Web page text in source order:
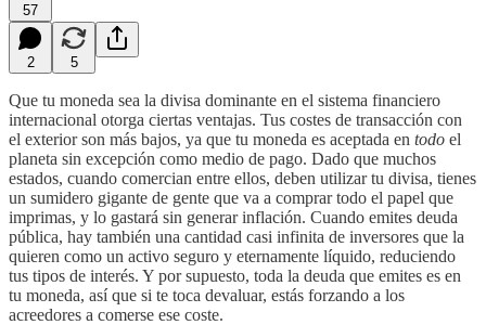
57
2 5
Que tu moneda sea la divisa dominante en el sistema financiero
internacional otorga ciertas ventajas. Tus costes de transacción con
el exterior son más bajos, ya que tu moneda es aceptada en todo el
planeta sin excepción como medio de pago. Dado que muchos
estados, cuando comercian entre ellos, deben utilizar tu divisa, tienes
un sumidero gigante de gente que va a comprar todo el papel que
imprimas, y lo gastará sin generar inflación. Cuando emites deuda
pública, hay también una cantidad casi infinita de inversores que la
quieren como un activo seguro y eternamente líquido, reduciendo
tus tipos de interés. Y por supuesto, toda la deuda que emites es en
tu moneda, así que si te toca devaluar, estás forzando a los
acreedores a comerse ese coste.